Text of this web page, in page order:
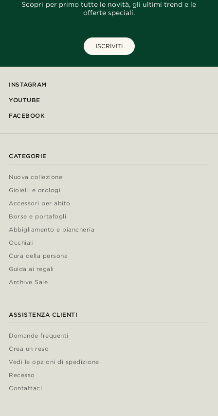
Scopri per primo tutte le novità, gli ultimi trend e le
offerte speciali.
ISCRIVITI
INSTAGRAM
YOUTUBE
FACEBOOK
CATEGORIE
Nuova collezione
Gioielli e orologi
Accessori per abito
Borse e portafogli
Abbigliamento e biancheria
Occhiali
Cura della persona
Guida ai regali
Archive Sale
ASSISTENZA CLIENTI
Domande frequenti
Crea un reso
Vedi le opzioni di spedizione
Recesso
Contattaci